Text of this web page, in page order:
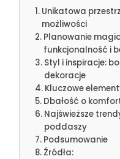
Unikatowa
możliwości
Planowanie
funkcjonalność i
Styl i inspiracje:
dekoracje
Kluczowe
Dbałość o
Najświeższe
poddaszy
Podsumowanie
Źródła: